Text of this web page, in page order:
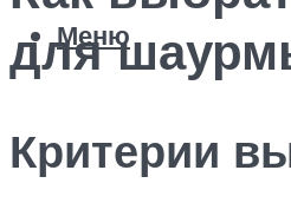
Меню
для
Критерии